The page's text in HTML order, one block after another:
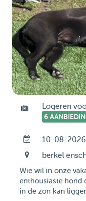
Logeren
6
10-08-
berkel
Wie wil in onze
enthousiaste hond
in de zon kan